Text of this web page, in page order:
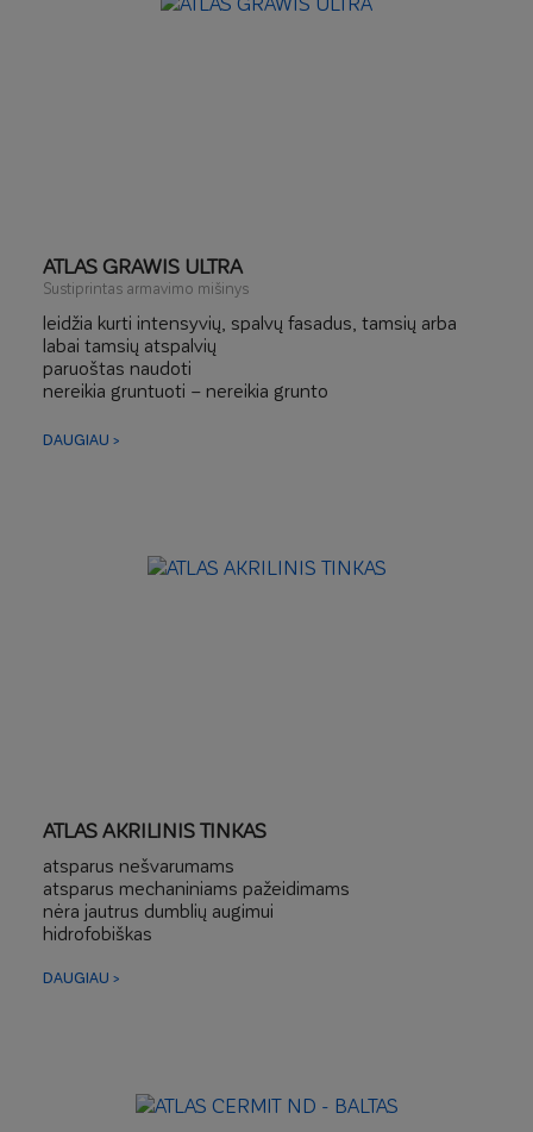
ATLAS GRAWIS ULTRA
Sustiprintas armavimo mišinys
leidžia kurti intensyvių, spalvų fasadus, tamsių arba
labai tamsių atspalvių
paruoštas naudoti
nereikia gruntuoti – nereikia grunto
atsparus ekstremalioms terminėms ir mechaninėms
pažeistų šilumos izoliacijos sistemų remontui
DAUGIAU >
ATLAS AKRILINIS TINKAS
atsparus nešvarumams
atsparus mechaniniams pažeidimams
nėra jautrus dumblių augimui
hidrofobiškas
DAUGIAU >